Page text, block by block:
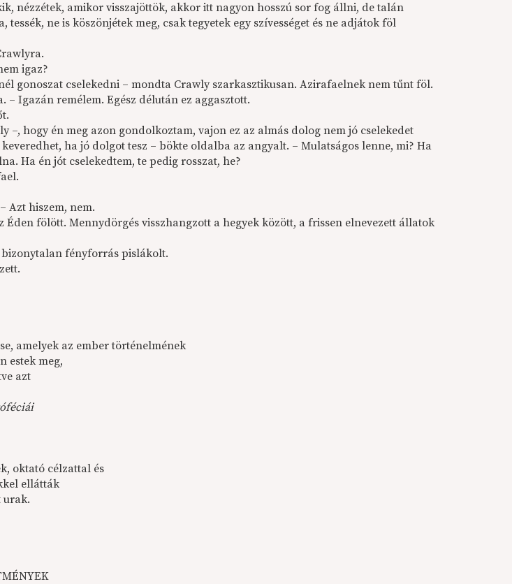
nézzétek, amikor visszajöttök, akkor itt nagyon hosszú sor fog állni, de talán
tessék, ne is köszönjétek meg, csak tegyetek egy szívességet és ne adjátok föl
igaz?
gonoszat cselekedni – mondta Crawly szarkasztikusan. Azirafaelnek nem tűnt föl.
– Igazán remélem. Egész délután ez aggasztott.
–, hogy én meg azon gondolkoztam, vajon ez az almás dolog nem jó cselekedet
ha jó dolgot tesz – bökte oldalba az angyalt. – Mulatságos lenne, mi? Ha
Ha én jót cselekedtem, te pedig rosszat, he?
Azt hiszem, nem.
Éden fölött. Mennydörgés visszhangzott a hegyek között, a frissen elnevezett állatok
fényforrás pislákolt.
amelyek az ember történelmének
estek meg,
azt
oktató célzattal és
ellátták
urak.